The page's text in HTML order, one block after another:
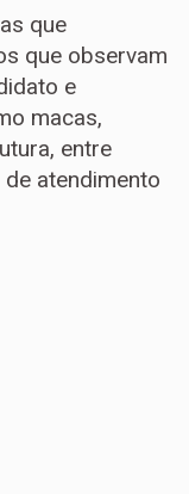
que
que observam
e
macas,
entre
atendimento